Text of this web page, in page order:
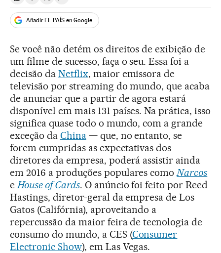
Añadir EL PAÍS en Google
Se você não detém os direitos de exibição de
um filme de sucesso, faça o seu. Essa foi a
decisão da Netflix, maior emissora de
televisão por streaming do mundo, que acaba
de anunciar que a partir de agora estará
disponível em mais 131 países. Na prática, isso
significa quase todo o mundo, com a grande
exceção da China— que, no entanto, se
forem cumpridas as expectativas dos
diretores da empresa, poderá assistir ainda
em 2016 a produções populares comoNarcos
eHouse of Cards. O anúncio foi feito por Reed
Hastings, diretor-geral da empresa de Los
Gatos (Califórnia), aproveitando a
repercussão da maior feira de tecnologia de
consumo do mundo, a CES (Consumer
Electronic Show), em Las Vegas.